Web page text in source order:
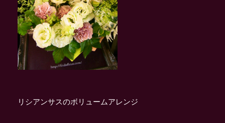
リシアンサスのボリュームアレンジ